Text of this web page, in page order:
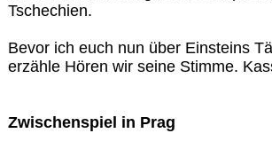
Tschechien.
Bevor ich euch nun über Einsteins
erzähle Hören wir seine Stimme.
Zwischenspiel in Prag